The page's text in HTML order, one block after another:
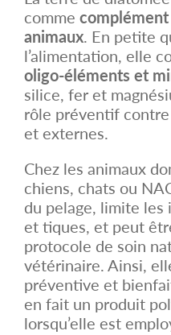
comme
animaux. En petite
l’alimentation, elle
oligo-éléments et
silice, fer et
rôle préventif
et externes.
Chez les animaux
chiens, chats ou
du pelage, limite
et tiques, et peut
protocole de soin
vétérinaire. Ainsi,
préventive et
en fait un produit
lorsqu’elle est